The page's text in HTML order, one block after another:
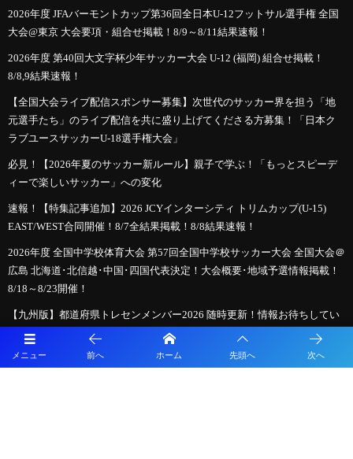
メニュー 前へ ホーム 先頭へ 次へ
2026年度 JFAバーモントカップ第36回全日本U-12フットサル選手権 全国
大会@東京 大会要項・組合せ掲載！8/9～8/11結果速報！
2026年度 第40回大文字杯少年サッカー大会 U-12 (福岡) 組合せ掲載！
8/8,9結果速報！
【全国大会ライブ配信スポンサー募集】次世代のサッカー界を担う「地
元選手たち」のライブ配信を共に盛り上げてくださる方募集！「日本ク
ラブユースサッカーU-18選手権大会」
必見！【2026年夏のサッカー新ルール】親子で学ぶ！「もっとスピーデ
ィーで楽しいサッカー」への変化
速報！【特集記事追加】2026 JCYインターシティ トリムカップ(U-15)
EAST/WEST合同開催！8/7全結果掲載！8/8結果速報！
2026年度 全国中学校体育大会 第57回全国中学校サッカー大会 全国大会＠
広島 北海道･北信越･中国･四国代表決定！大会概要･地域予選情報掲載！
8/18～8/23開催！
【九州版】都道府県トレセンメンバー2026 随時更新！情報お待ちしてい
ます！
【特集記事追加】2026年度 第41回日本クラブユースサッカー選手権（U-